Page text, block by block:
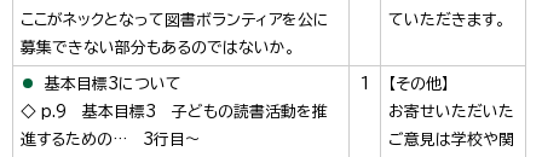
ここがネックとなって図書ボランティアを公に
募集できない部分もあるのではないか。
ていただきます。
基本目標3について
◇ p.9 基本目標3 子どもの読書活動を推
進するための… 3行目～
1
【その他】
お寄せいただいた
ご意見は学校や関